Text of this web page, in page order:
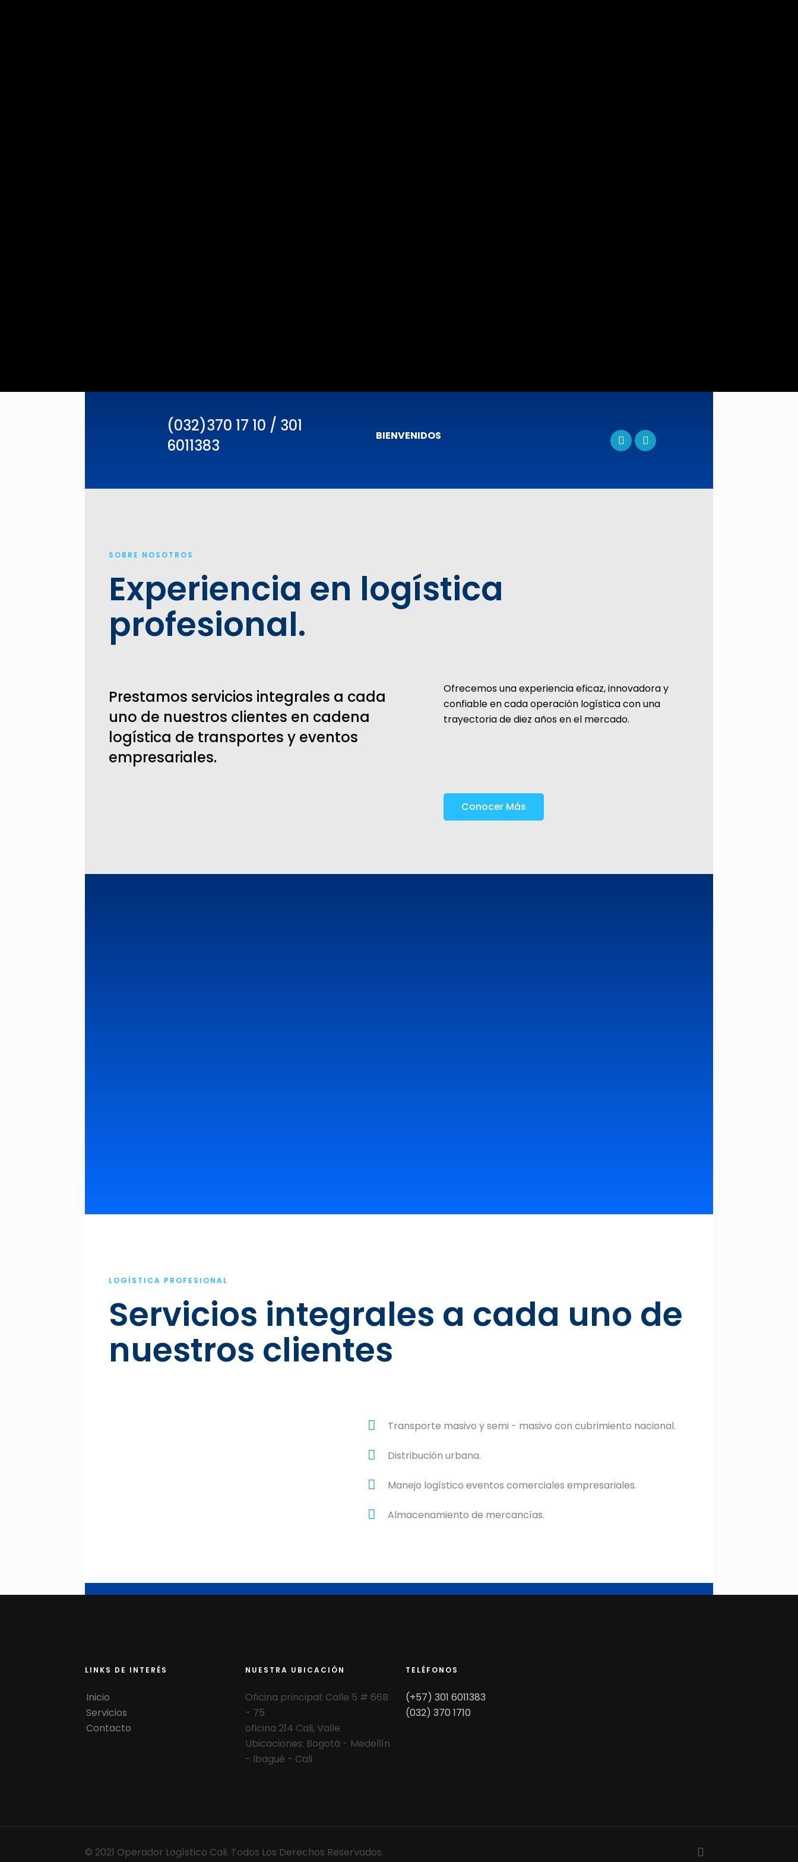
(032)370 17 10 / 301
6011383
BIENVENIDOS
SOBRE NOSOTROS
Experiencia en logística
profesional.
Prestamos servicios integrales a cada
uno de nuestros clientes en cadena
logística de transportes y eventos
empresariales.
Ofrecemos una experiencia eficaz, innovadora y
confiable en cada operación logística con una
trayectoria de diez años en el mercado.
Conocer Más
LOGÍSTICA PROFESIONAL
Servicios integrales a cada uno de
nuestros clientes
Transporte masivo y semi - masivo con cubrimiento nacional.
Distribución urbana.
Manejo logístico eventos comerciales empresariales.
Almacenamiento de mercancías.
LINKS DE INTERÉS
Inicio
Servicios
Contacto
NUESTRA UBICACIÓN
Oficina principal: Calle 5 # 66B
- 75
oficina 214 Cali, Valle
Ubicaciones: Bogotá - Medellín
- Ibagué - Cali
TELÉFONOS
(+57) 301 6011383
(032) 370 1710
© 2021 Operador Logístico Cali. Todos Los Derechos Reservados.